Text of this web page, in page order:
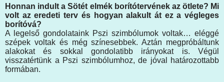
Honnan indult a Sötét elmék borítótervének az ötlete? Mi
volt az eredeti terv és hogyan alakult át ez a végleges
borítóvá?
A legelső gondolataink Pszi szimbólumok voltak… eléggé
szépek voltak és még színesebbek. Aztán megpróbáltunk
alakokat és sokkal gondolatibb irányokat is. Végül
visszatértünk a Pszi szimbólumhoz, de jóval határozottabb
formában.